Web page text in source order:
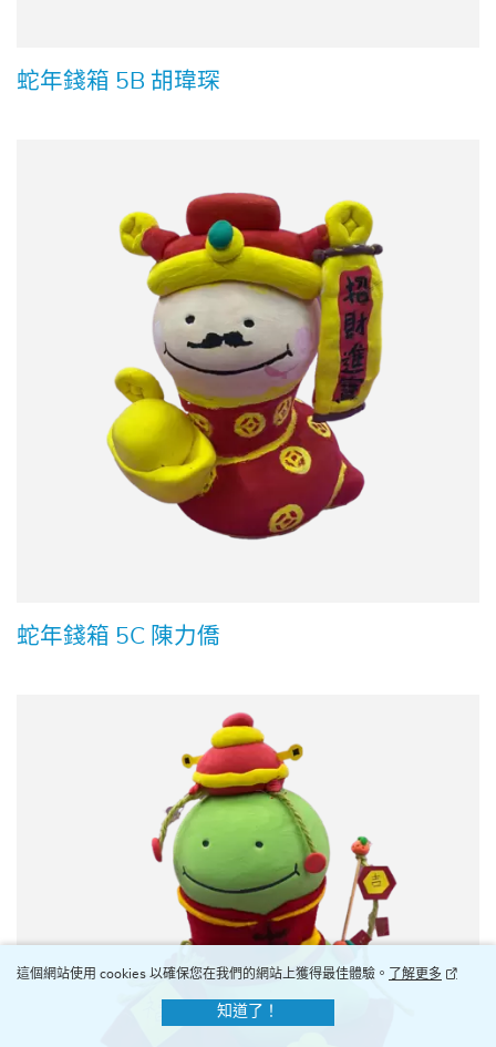
蛇年錢箱 5B 胡瑋琛
蛇年錢箱 5C 陳力僑
這個網站使用 cookies 以確保您在我們的網站上獲得最佳體驗。 了解更多
知道了！